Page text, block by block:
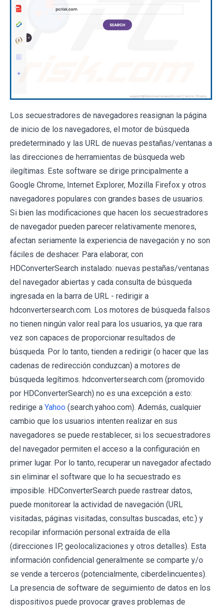
Los secuestradores de navegadores reasignan la página
de inicio de los navegadores, el motor de búsqueda
predeterminado y las URL de nuevas pestañas/ventanas a
las direcciones de herramientas de búsqueda web
ilegítimas. Este software se dirige principalmente a
Google Chrome, Internet Explorer, Mozilla Firefox y otros
navegadores populares con grandes bases de usuarios.
Si bien las modificaciones que hacen los secuestradores
de navegador pueden parecer relativamente menores,
afectan seriamente la experiencia de navegación y no son
fáciles de deshacer. Para elaborar, con
HDConverterSearch instalado: nuevas pestañas/ventanas
del navegador abiertas y cada consulta de búsqueda
ingresada en la barra de URL - redirigir a
hdconvertersearch.com. Los motores de búsqueda falsos
no tienen ningún valor real para los usuarios, ya que rara
vez son capaces de proporcionar resultados de
búsqueda. Por lo tanto, tienden a redirigir (o hacer que las
cadenas de redirección conduzcan) a motores de
búsqueda legítimos. hdconvertersearch.com (promovido
por HDConverterSearch) no es una excepción a esto:
redirige a Yahoo (search.yahoo.com). Además, cualquier
cambio que los usuarios intenten realizar en sus
navegadores se puede restablecer, si los secuestradores
del navegador permiten el acceso a la configuración en
primer lugar. Por lo tanto, recuperar un navegador afectado
sin eliminar el software que lo ha secuestrado es
imposible. HDConverterSearch puede rastrear datos,
puede monitorear la actividad de navegación (URL
visitadas, páginas visitadas, consultas buscadas, etc.) y
recopilar información personal extraída de ella
(direcciones IP, geolocalizaciones y otros detalles). Esta
información confidencial generalmente se comparte y/o
se vende a terceros (potencialmente, ciberdelincuentes).
La presencia de software de seguimiento de datos en los
dispositivos puede provocar graves problemas de